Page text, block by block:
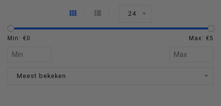
24
Min: €0 Max: €5
Meest bekeken